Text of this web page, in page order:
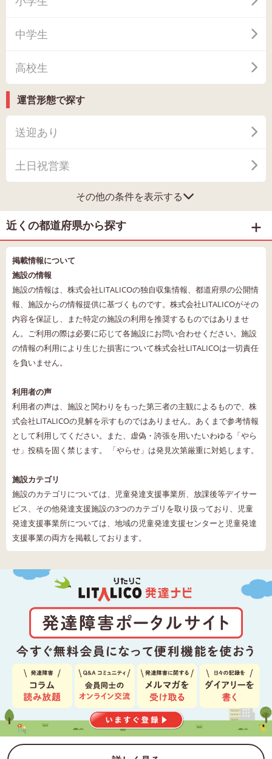
中学生
高校生
運営形態で探す
送迎あり
土日祝営業
その他の条件を表示する
近くの都道府県から探す
掲載情報について
施設の情報
施設の情報は、株式会社LITALICOの独自収集情報、都道府県の公開情
報、施設からの情報提供に基づくものです。株式会社LITALICOがその
内容を保証し、また特定の施設の利用を推奨するものではありませ
ん。ご利用の際は必要に応じて各施設にお問い合わせください。施設
の情報の利用により生じた損害について株式会社LITALICOは一切責任
を負いません。
利用者の声
利用者の声は、施設と関わりをもった第三者の主観によるもので、株
式会社LITALICOの見解を示すものではありません。あくまで参考情報
として利用してください。また、虚偽・誇張を用いたいわゆる「やら
せ」投稿を固く禁じます。 「やらせ」は発見次第厳重に対処します。
施設カテゴリ
施設のカテゴリについては、児童発達支援事業所、放課後等デイサー
ビス、その他発達支援施設の3つのカテゴリを取り扱っており、児童
発達支援事業所については、地域の児童発達支援センターと児童発達
支援事業の両方を掲載しております。